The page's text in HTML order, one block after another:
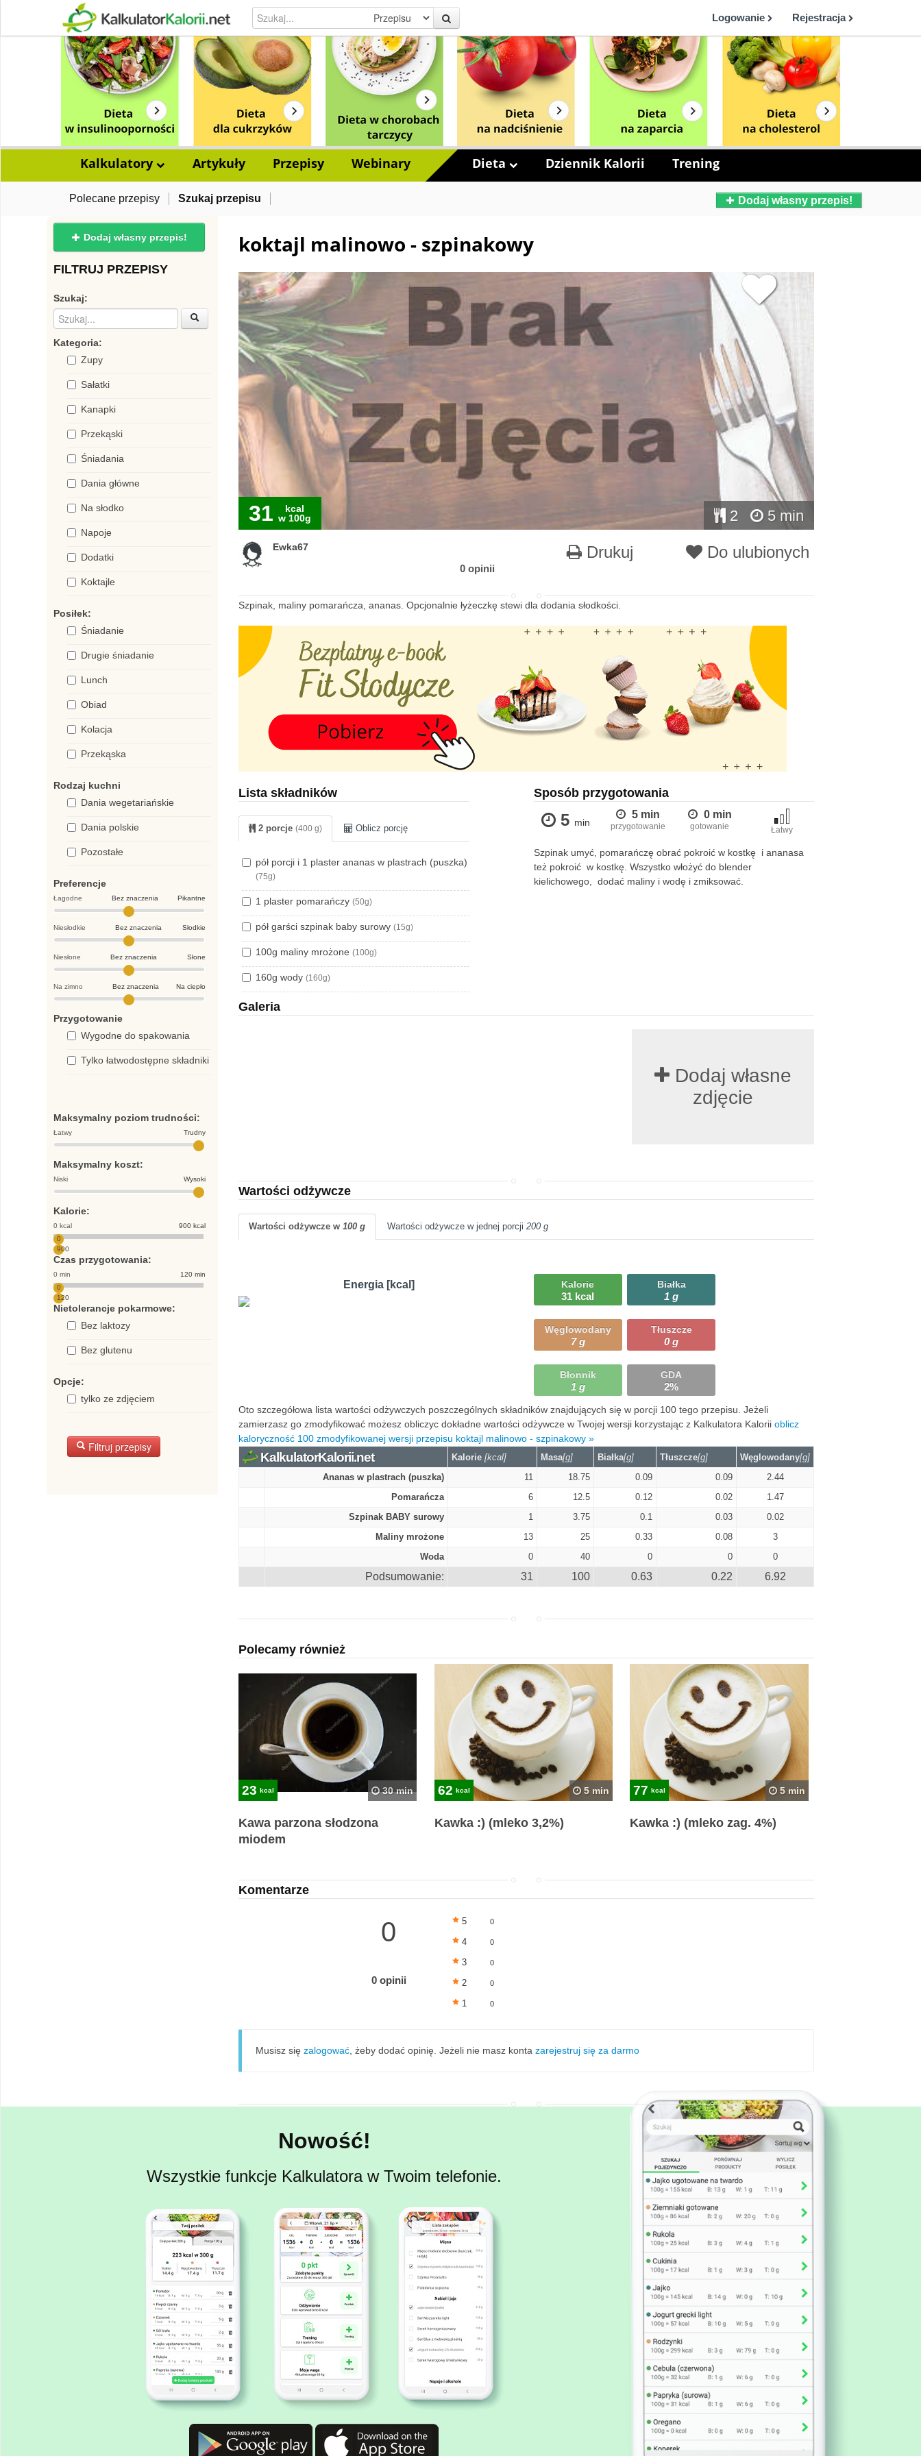
Logowanie Rejestracja
Kalkulatory Artykuły Przepisy Webinary Dieta Dziennik Kalorii Trening
Polecane przepisy Szukaj przepisu Dodaj własny przepis!
Dodaj własny przepis!
FILTRUJ PRZEPISY
Szukaj:
Kategoria:
Zupy
Sałatki
Kanapki
Przekąski
Śniadania
Dania główne
Na słodko
Napoje
Dodatki
Koktajle
Posiłek:
Śniadanie
Drugie śniadanie
Lunch
Obiad
Kolacja
Przekąska
Rodzaj kuchni
Dania wegetariańskie
Dania polskie
Pozostałe
Preferencje
Łagodne Pikantne
Bez znaczenia
Niesłodkie Słodkie
Bez znaczenia
Niesłone Słone
Bez znaczenia
Na zimno Na ciepło
Bez znaczenia
Przygotowanie
Wygodne do spakowania
Tylko łatwodostępne składniki
Maksymalny poziom trudności:
Łatwy Trudny
Maksymalny koszt:
Niski Wysoki
Kalorie:
0 kcal
900 kcal
0
900
Czas przygotowania:
0 min
120 min
0
120
Nietolerancje pokarmowe:
Bez laktozy
Bez glutenu
Opcje:
tylko ze zdjęciem
Filtruj przepisy
koktajl malinowo - szpinakowy
31
kcal
w 100g
2 5 min
Ewka67
0 opinii
Drukuj Do ulubionych
Szpinak, maliny pomarańcza, ananas. Opcjonalnie łyżeczkę stewi dla dodania słodkości.
Lista składników
2 porcje (400 g) Oblicz porcję
pół porcji i 1 plaster ananas w plastrach (puszka)
(75g)
1 plaster pomarańczy (50g)
pół garści szpinak baby surowy (15g)
100g maliny mrożone (100g)
160g wody (160g)
Sposób przygotowania
5 min
5 min
przygotowanie
0 min
gotowanie Łatwy
Szpinak umyć, pomarańczę obrać pokroić w kostkę i ananasa
też pokroić w kostkę. Wszystko włożyć do blender
kielichowego, dodać maliny i wodę i zmiksować.
Galeria
Dodaj własne
zdjęcie
Wartości odżywcze
Wartości odżywcze w 100 g Wartości odżywcze w jednej porcji 200 g
Energia [kcal] Kalorie
31 kcal
Białka
1 g
Węglowodany
7 g
Tłuszcze
0 g
Błonnik
1 g
GDA
2%
Oto szczegółowa lista wartości odżywczych poszczególnych składników znajdujących się w porcji 100 tego przepisu. Jeżeli
zamierzasz go zmodyfikować możesz obliczyc dokładne wartości odżywcze w Twojej wersji korzystając z Kalkulatora Kalorii oblicz
kaloryczność 100 zmodyfikowanej wersji przepisu koktajl malinowo - szpinakowy »
KalkulatorKalorii.net Kalorie [kcal] Masa[g] Białka[g] Tłuszcze[g] Węglowodany[g]
Ananas w plastrach (puszka)
11 18.75 0.09 0.09
2.44
Pomarańcza
6 12.5 0.12 0.02
1.47
Szpinak BABY surowy
1 3.75 0.1 0.03
0.02
Maliny mrożone
13 25 0.33 0.08
3
Woda
0 40 0 0 0
Podsumowanie: 31 100 0.63 0.22 6.92
Polecamy również
23 kcal 30 min
Kawa parzona słodzona
miodem
62 kcal 5 min
Kawka :) (mleko 3,2%)
77 kcal 5 min
Kawka :) (mleko zag. 4%)
Komentarze
0
0 opinii
5 0
4 0
3 0
2 0
1 0
Musisz się zalogować , żeby dodać opinię. Jeżeli nie masz konta zarejestruj się za darmo
Nowość!
Wszystkie funkcje Kalkulatora w Twoim telefonie.